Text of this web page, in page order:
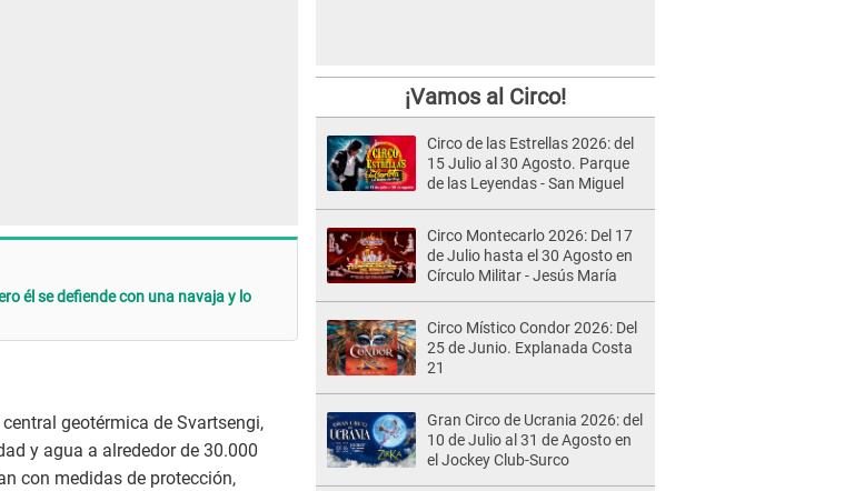
él se defiende con una navaja y lo
geotérmica de Svartsengi,
y agua a alrededor de 30.000
con medidas de protección,
¡Vamos al Circo!
Circo de las Estrellas 2026: del
15 Julio al 30 Agosto. Parque
de las Leyendas - San Miguel
Circo Montecarlo 2026: Del 17
de Julio hasta el 30 Agosto en
Círculo Militar - Jesús María
Circo Místico Condor 2026: Del
25 de Junio. Explanada Costa
21
Gran Circo de Ucrania 2026: del
10 de Julio al 31 de Agosto en
el Jockey Club-Surco